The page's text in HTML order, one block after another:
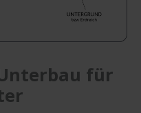
für